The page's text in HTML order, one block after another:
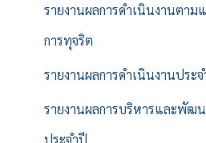
รายงานผลการดำเนินงานตา
การทุจริต
รายงานผลการดำเนินงานประ
รายงานผลการบริหารและพัฒ
ประจำปี